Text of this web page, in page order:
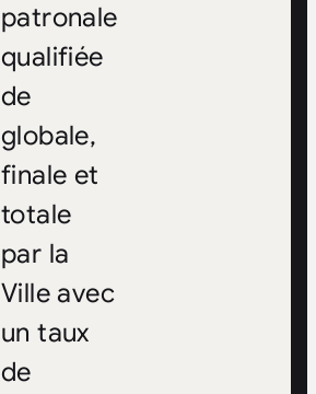
patronale
qualifiée
de
globale,
finale et
totale
par la
Ville avec
un taux
de